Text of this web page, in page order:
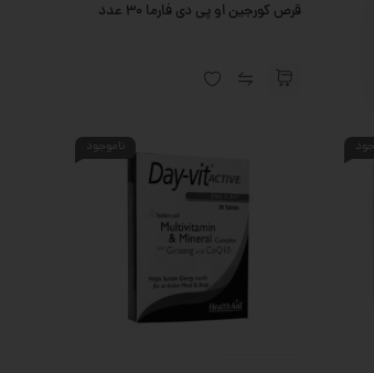
قرص کورجین او پی دی فارما 30 عدد
ناموجود